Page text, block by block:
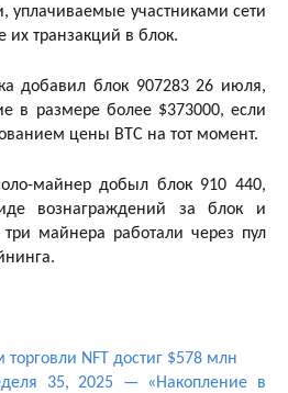
уплачиваемые участниками сети
транзакций в блок.
добавил блок 907283 26 июля,
в размере более $373000, если
цены BTC на тот момент.
майнер добыл блок 910 440,
вознаграждений за блок и
майнера работали через пул
NFT достиг $578 млн
35, 2025 — «Накопление в